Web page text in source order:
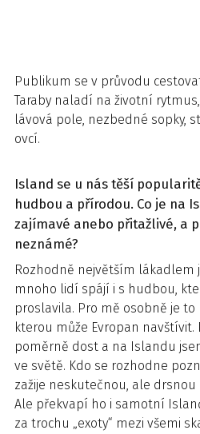
Publikum se v průvodu
Taraby naladí na životní
lávová pole, nezbedné sopky,
ovcí.
Island se u nás těší
hudbou a přírodou. Co je na
zajímavé anebo přitažlivé, a
neznámé?
Rozhodně největším lákadlem
mnoho lidí spájí i s hudbou,
proslavila. Pro mě osobně je to
kterou může Evropan
poměrně dost a na Islandu
ve světě. Kdo se rozhodne
zažije neskutečnou, ale
Ale překvapí ho i samotní
za trochu „exoty“ mezi všemi